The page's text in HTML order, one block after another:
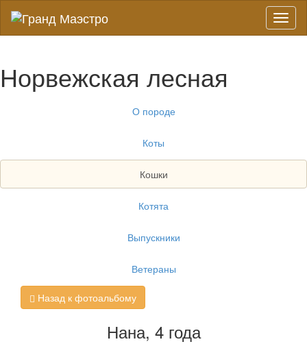
Норвежская лесная
О породе
Коты
Кошки
Котята
Выпускники
Ветераны
Назад к фотоальбому
Нана, 4 года